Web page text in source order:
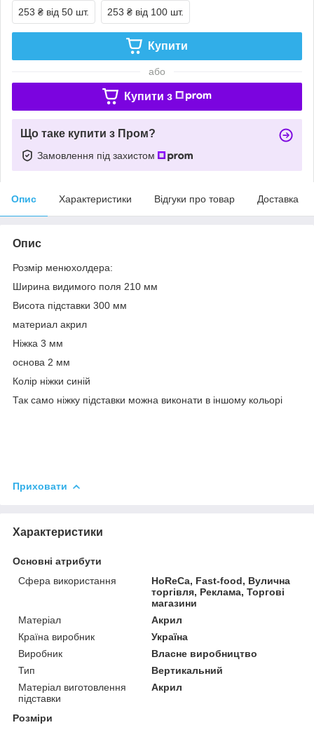
253 ₴ від 50 шт. 253 ₴ від 100 шт.
Купити
або
Купити з
Що таке купити з Пром?
Замовлення під захистом
Опис Характеристики Відгуки про товар Доставка
Опис
Розмір менюхолдера:
Ширина видимого поля 210 мм
Висота підставки 300 мм
материал акрил
Ніжка 3 мм
основа 2 мм
Колір ніжки синій
Так само ніжку підставки можна виконати в іншому кольорі
Приховати
Характеристики
Основні атрибути
Сфера використання
HoReCa, Fast-food, Вулична
торгівля, Реклама, Торгові
магазини
Матеріал
Акрил
Країна виробник
Україна
Виробник
Власне виробництво
Тип
Вертикальний
Матеріал виготовлення
підставки
Акрил
Розміри